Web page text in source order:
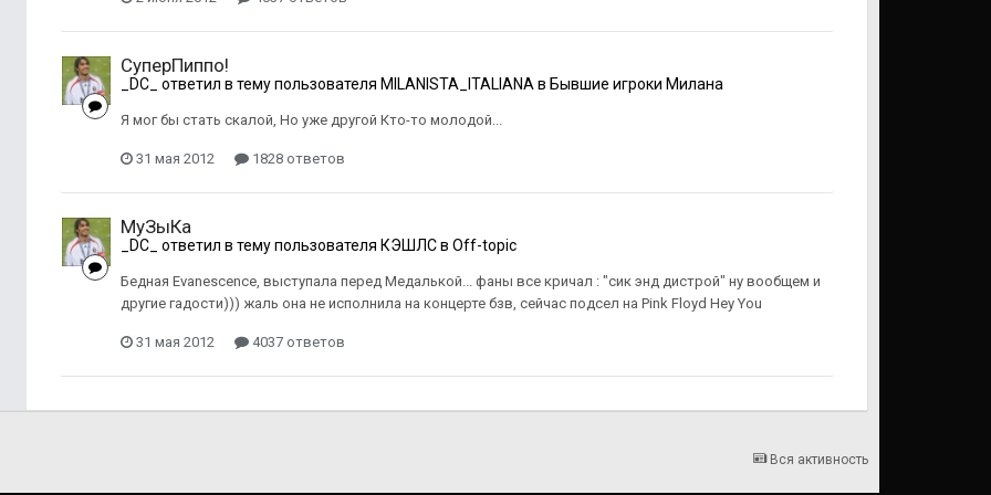
СуперПиппо!
_DC_ ответил в тему пользователя MILANISTA_ITALIANA в Бывшие игроки Милана
Я мог бы стать скалой, Но уже другой Кто-то молодой...
31 мая 2012 1828 ответов
МуЗыКа
_DC_ ответил в тему пользователя КЭШЛСв Off-topic
Бедная Еvanescence, выступала перед Медалькой... фаны все кричал : "сик энд дистрой" ну вообщем и
другие гадости))) жаль она не исполнила на концерте бзв, сейчас подсел на Pink Floyd Hey You
31 мая 2012 4037 ответов
Вся активность